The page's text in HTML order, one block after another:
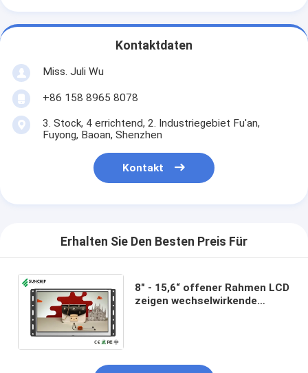
Kontaktdaten
Miss. Juli Wu
+86 158 8965 8078
3. Stock, 4 errichtend, 2. Industriegebiet Fu'an,
Fuyong, Baoan, Shenzhen
Kontakt
Erhalten Sie Den Besten Preis Für
8" - 15,6“ offener Rahmen LCD
zeigen wechselwirkende